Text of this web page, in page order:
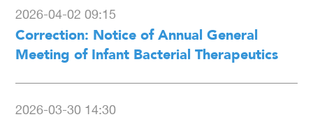
2026-04-02 09:15
Correction: Notice of Annual General
Meeting of Infant Bacterial Therapeutics
2026-03-30 14:30